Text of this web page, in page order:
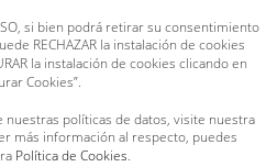
si bien podrá retirar su consentimiento
RECHAZAR la instalación de cookies
la instalación de cookies clicando en
Cookies”.
políticas de datos, visite nuestra
más información al respecto, puedes
Política de Cookies.